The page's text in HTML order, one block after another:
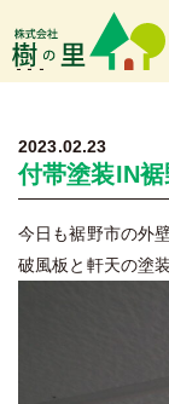
樹の里
2023.02.23
付帯塗装IN裾
今日も裾野市の外
破風板と軒天の塗